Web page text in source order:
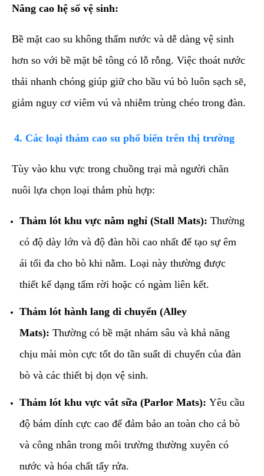
Nâng cao hệ số vệ sinh:
Bề mặt cao su không thấm nước và dễ dàng vệ sinh
hơn so với bề mặt bê tông có lỗ rỗng. Việc thoát nước
thải nhanh chóng giúp giữ cho bầu vú bò luôn sạch sẽ,
giảm nguy cơ viêm vú và nhiễm trùng chéo trong đàn.
​4. Các loại thảm cao su phổ biến trên thị trường
​Tùy vào khu vực trong chuồng trại mà người chăn
nuôi lựa chọn loại thảm phù hợp:
Thảm lót khu vực nằm nghỉ (Stall Mats): Thường
có độ dày lớn và độ đàn hồi cao nhất để tạo sự êm
ái tối đa cho bò khi nằm. Loại này thường được
thiết kế dạng tấm rời hoặc có ngàm liên kết.
Thảm lót hành lang di chuyển (Alley
Mats): Thường có bề mặt nhám sâu và khả năng
chịu mài mòn cực tốt do tần suất di chuyển của đàn
bò và các thiết bị dọn vệ sinh.
Thảm lót khu vực vắt sữa (Parlor Mats): Yêu cầu
độ bám dính cực cao để đảm bảo an toàn cho cả bò
và công nhân trong môi trường thường xuyên có
nước và hóa chất tẩy rửa.